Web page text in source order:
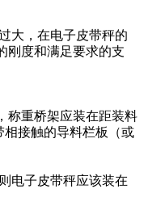
大，在电子皮带秤的
刚度和满足要求的支
称重桥架应装在距装料
相接触的导料栏板（或
电子皮带秤应该装在